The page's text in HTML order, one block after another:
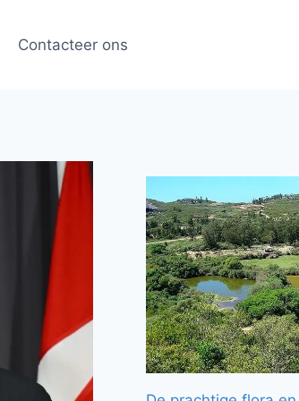
Contacteer ons